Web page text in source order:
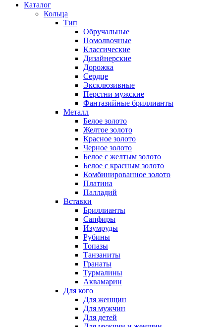
Каталог
Кольца
Тип
Обручальные
Помолвочные
Классические
Дизайнерские
Дорожка
Сердце
Эксклюзивные
Перстни мужские
Фантазийные бриллианты
Металл
Белое золото
Желтое золото
Красное золото
Черное золото
Белое с желтым золото
Белое с красным золото
Комбинированное золото
Платина
Палладий
Вставки
Бриллианты
Сапфиры
Изумруды
Рубины
Топазы
Танзаниты
Гранаты
Турмалины
Аквамарин
Для кого
Для женщин
Для мужчин
Для детей